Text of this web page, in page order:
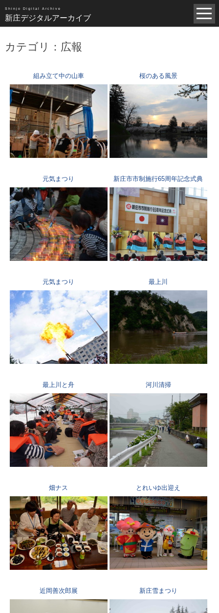
Shinjo Digital Archive
新庄デジタルアーカイブ
近世（14） 近代（19）
写真全一覧
タグ全一覧
新庄デジタルアーカイブについて
TOPページ
カテゴリ：広報
組み立て中の山車 桜のある風景
元気まつり 新庄市市制施行65周年記念式典
元気まつり 最上川
最上川と舟 河川清掃
畑ナス とれいゆ出迎え
近岡善次郎展 新庄雪まつり